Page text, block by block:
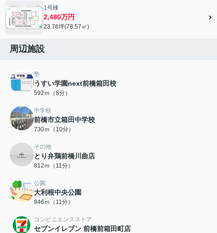
1号棟
2,480万円
23.76坪(78.57㎡)
周辺施設
塾
うすい学園next前橋箱田校
592ｍ（8分）
中学校
前橋市立箱田中学校
730ｍ（10分）
その他
とり弁鶏前橋川曲店
812ｍ（11分）
公園
大利根中央公園
846ｍ（11分）
コンビニエンスストア
セブンイレブン 前橋前箱田町店